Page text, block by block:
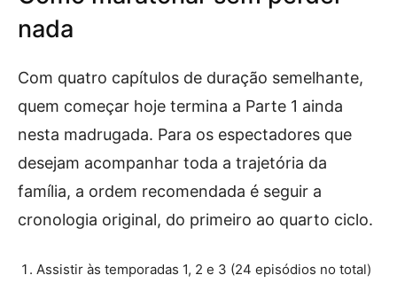
nada
Com quatro capítulos de duração semelhante,
quem começar hoje termina a Parte 1 ainda
nesta madrugada. Para os espectadores que
desejam acompanhar toda a trajetória da
família, a ordem recomendada é seguir a
cronologia original, do primeiro ao quarto ciclo.
Assistir às temporadas 1, 2 e 3 (24 episódios no total)